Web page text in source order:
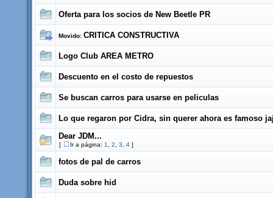
Oferta para los socios de New Beetle PR
Movido: CRITICA CONSTRUCTIVA
Logo Club AREA METRO
Descuento en el costo de repuestos
Se buscan carros para usarse en peliculas
Lo que regaron por Cidra, sin querer ahora es famoso
Dear JDM...
[ Ir a página: 1 2 3 4 ]
fotos de pal de carros
Duda sobre hid